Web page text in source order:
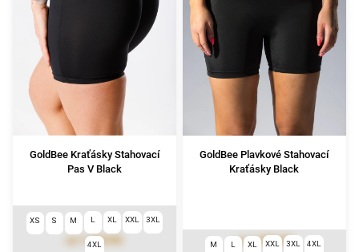
GoldBee Kraťásky Stahovací
Pas V Black
1 690 Kč
XS S M L XL XXL 3XL
4XL
GoldBee Plavkové Stahovací
Kraťásky Black
od1 490 Kč
M L XL XXL 3XL 4XL